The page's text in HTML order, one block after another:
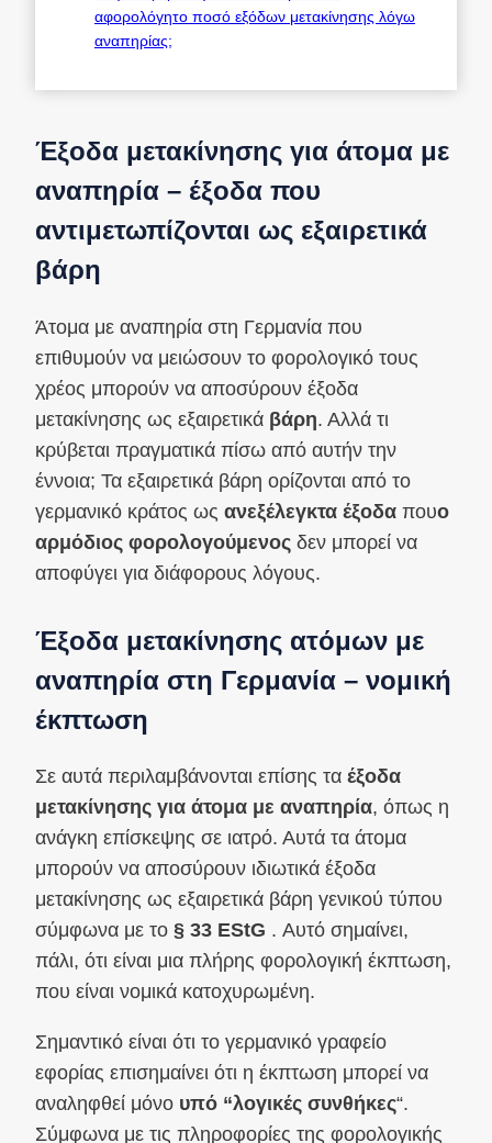
αφορολόγητο ποσό εξόδων μετακίνησης λόγω
αναπηρίας;
Έξοδα μετακίνησης για άτομα με
αναπηρία – έξοδα που
αντιμετωπίζονται ως εξαιρετικά
βάρη
Άτομα με αναπηρία στη Γερμανία που
επιθυμούν να μειώσουν το φορολογικό τους
χρέος μπορούν να αποσύρουν έξοδα
μετακίνησης ως εξαιρετικά βάρη. Αλλά τι
κρύβεται πραγματικά πίσω από αυτήν την
έννοια; Τα εξαιρετικά βάρη ορίζονται από το
γερμανικό κράτος ως ανεξέλεγκτα έξοδα πουο
αρμόδιος φορολογούμενος δεν μπορεί να
αποφύγει για διάφορους λόγους.
Έξοδα μετακίνησης ατόμων με
αναπηρία στη Γερμανία – νομική
έκπτωση
Σε αυτά περιλαμβάνονται επίσης τα έξοδα
μετακίνησης για άτομα με αναπηρία, όπως η
ανάγκη επίσκεψης σε ιατρό. Αυτά τα άτομα
μπορούν να αποσύρουν ιδιωτικά έξοδα
μετακίνησης ως εξαιρετικά βάρη γενικού τύπου
σύμφωνα με το § 33 EStG . Αυτό σημαίνει,
πάλι, ότι είναι μια πλήρης φορολογική έκπτωση,
που είναι νομικά κατοχυρωμένη.
Σημαντικό είναι ότι το γερμανικό γραφείο
εφορίας επισημαίνει ότι η έκπτωση μπορεί να
αναληφθεί μόνο υπό “λογικές συνθήκες“.
Σύμφωνα με τις πληροφορίες της φορολογικής